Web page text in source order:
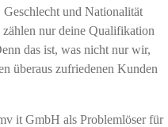
und Nationalität
nur deine Qualifikation
das ist, was nicht nur wir,
überaus zufriedenen Kunden
it GmbH als Problemlöser für